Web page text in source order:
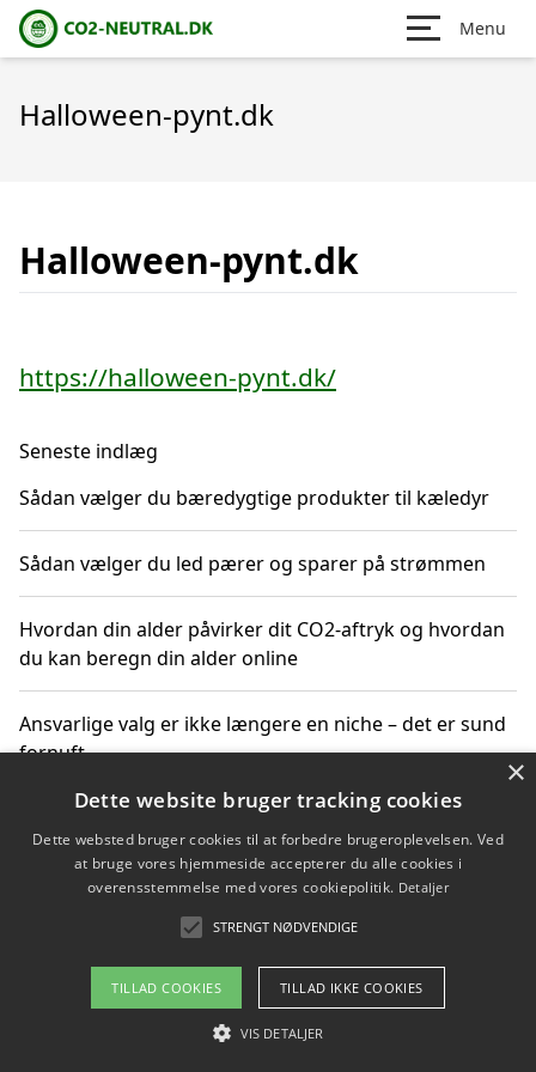
Menu
Halloween-pynt.dk
Halloween-pynt.dk
https://halloween-pynt.dk/
Seneste indlæg
Sådan vælger du bæredygtige produkter til kæledyr
Sådan vælger du led pærer og sparer på strømmen
Hvordan din alder påvirker dit CO2-aftryk og hvordan
du kan beregn din alder online
Ansvarlige valg er ikke længere en niche – det er sund
fornuft
Sådan kan du handle bæredygtigt og bestil med
faktura
Om / kontakt
Blog Betingelser
×
Dette website bruger tracking cookies
Dette websted bruger cookies til at forbedre brugeroplevelsen. Ved
at bruge vores hjemmeside accepterer du alle cookies i
overensstemmelse med vores cookiepolitik. Detaljer
STRENGT NØDVENDIGE
TILLAD COOKIES TILLAD IKKE COOKIES
VIS DETALJER